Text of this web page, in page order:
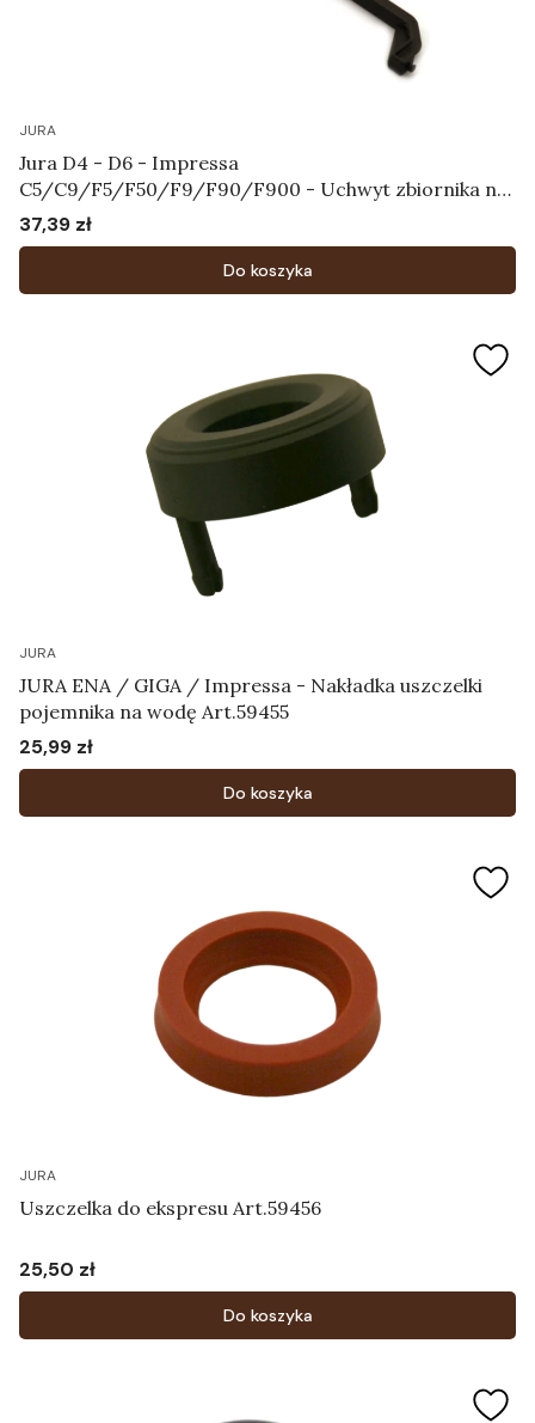
JURA
Jura D4 - D6 - Impressa
C5/C9/F5/F50/F9/F90/F900 - Uchwyt zbiornika na
wodę Art.61830
Cena
37,39 zł
Do koszyka
JURA
JURA ENA / GIGA / Impressa - Nakładka uszczelki
pojemnika na wodę Art.59455
Cena
25,99 zł
Do koszyka
JURA
Uszczelka do ekspresu Art.59456
Cena
25,50 zł
Do koszyka